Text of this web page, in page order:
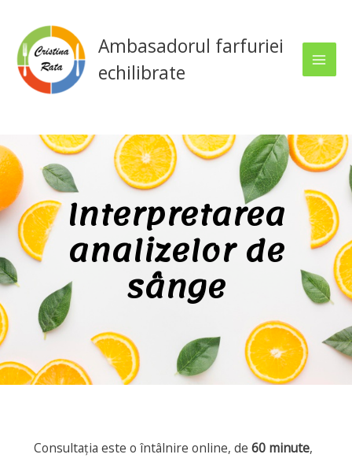
content
Ambasadorul farfuriei
echilibrate
Interpretarea
analizelor de
sânge
Consultația este o întâlnire online, de60 minute,